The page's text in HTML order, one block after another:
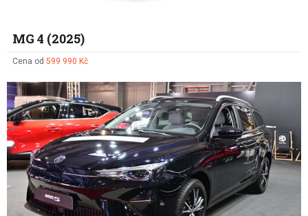
MG 4 (2025)
Cena od 599 990 Kč